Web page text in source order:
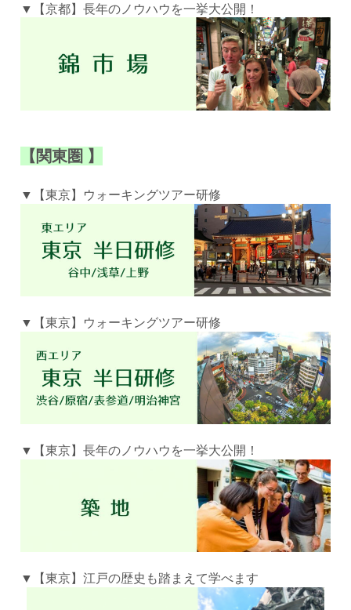
▼【京都】長年のノウハウを一挙大公開！
【関東圏 】
▼【東京】ウォーキングツアー研修
▼【東京】ウォーキングツアー研修
▼【東京】長年のノウハウを一挙大公開！
▼【東京】江戸の歴史も踏まえて学べます